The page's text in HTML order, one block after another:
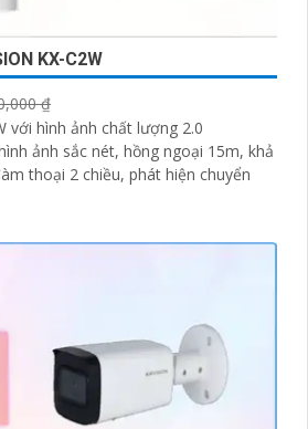
KX-C2W
₫
với hình ảnh chất lượng 2.0
ảnh sắc nét, hồng ngoại 15m, khả
thoại 2 chiều, phát hiện chuyển